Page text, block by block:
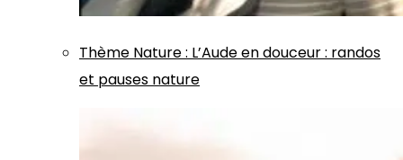
Thème Nature: L’Aude en douceur : randos
et pauses nature